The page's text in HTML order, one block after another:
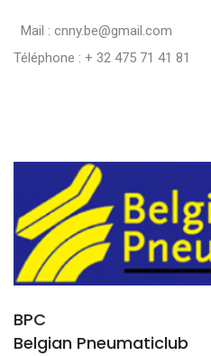
Mail : cnny.be@gmail.com
Téléphone : + 32 475 71 41 81
BPC
Belgian Pneumaticlub